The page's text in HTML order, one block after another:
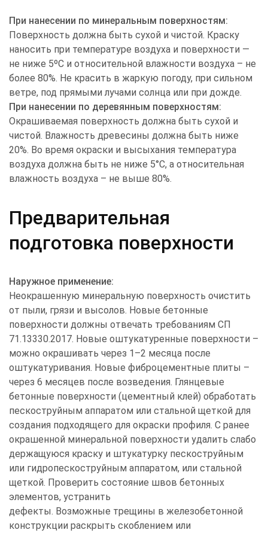
При нанесении по минеральным поверхностям:
Поверхность должна быть сухой и чистой. Краску
наносить при температуре воздуха и поверхности —
не ниже 5ºС и относительной влажности воздуха – не
более 80%. Не красить в жаркую погоду, при сильном
ветре, под прямыми лучами солнца или при дожде.
При нанесении по деревянным поверхностям:
Окрашиваемая поверхность должна быть сухой и
чистой. Влажность древесины должна быть ниже
20%. Во время окраски и высыхания температура
воздуха должна быть не ниже 5°С, а относительная
влажность воздуха – не выше 80%.
Предварительная
подготовка поверхности
Наружное применение:
Неокрашенную минеральную поверхность очистить
от пыли, грязи и высолов. Новые бетонные
поверхности должны отвечать требованиям СП
71.13330.2017. Новые оштукатуренные поверхности –
можно окрашивать через 1–2 месяца после
оштукатуривания. Новые фиброцементные плиты –
через 6 месяцев после возведения. Глянцевые
бетонные поверхности (цементный клей) обработать
пескоструйным аппаратом или стальной щеткой для
создания подходящего для окраски профиля. С ранее
окрашенной минеральной поверхности удалить слабо
держащуюся краску и штукатурку пескоструйным
или гидропескоструйным аппаратом, или стальной
щеткой. Проверить состояние швов бетонных
элементов, устранить
дефекты. Возможные трещины в железобетонной
конструкции раскрыть скоблением или